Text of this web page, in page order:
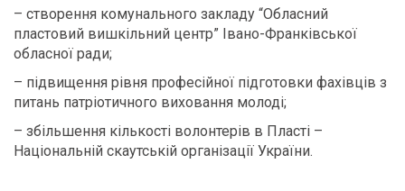
– створення комунального закладу “Обласний
пластовий вишкільний центр” Івано-Франківської
обласної ради;
– підвищення рівня професійної підготовки фахівців з
питань патріотичного виховання молоді;
– збільшення кількості волонтерів в Пласті –
Національній скаутській організації України.